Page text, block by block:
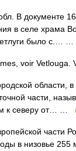
В документе
в селе храма
было с.… …
voir Vetlouga.
области, в
части,
к северу от… …
части
в низовье